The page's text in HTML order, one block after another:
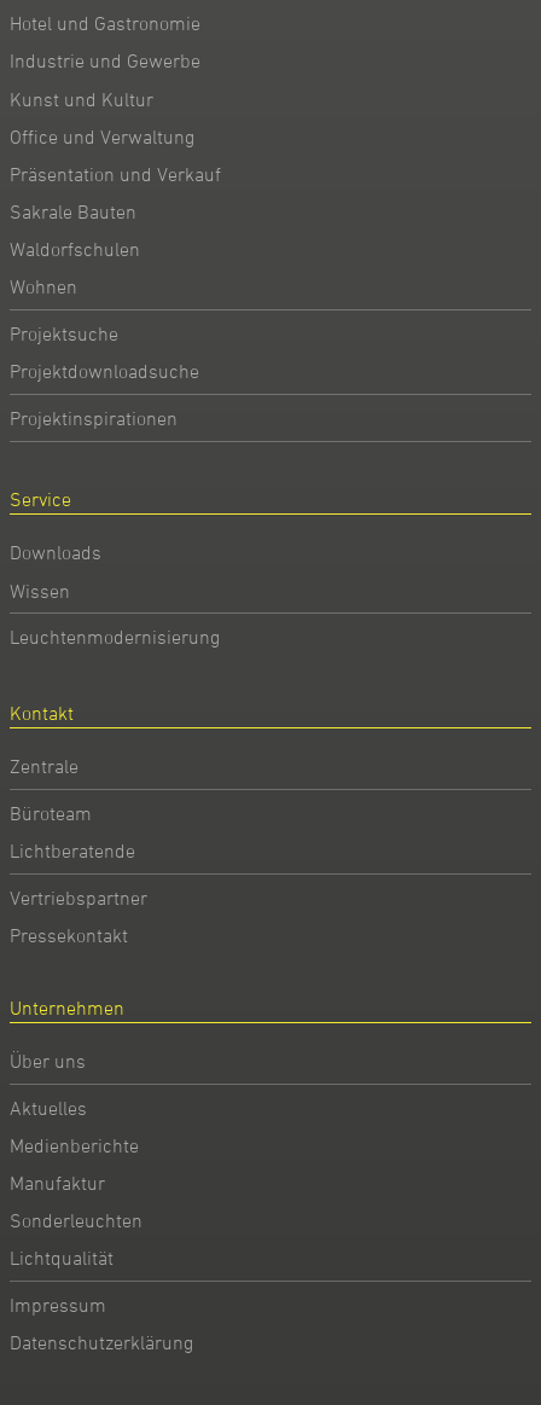
Hotel und Gastronomie
Industrie und Gewerbe
Kunst und Kultur
Office und Verwaltung
Präsentation und Verkauf
Sakrale Bauten
Waldorfschulen
Wohnen
Projektsuche
Projektdownloadsuche
Projektinspirationen
Service
Downloads
Wissen
Leuchtenmodernisierung
Kontakt
Zentrale
Büroteam
Lichtberatende
Vertriebspartner
Pressekontakt
Unternehmen
Über uns
Aktuelles
Medienberichte
Manufaktur
Sonderleuchten
Lichtqualität
Impressum
Datenschutzerklärung